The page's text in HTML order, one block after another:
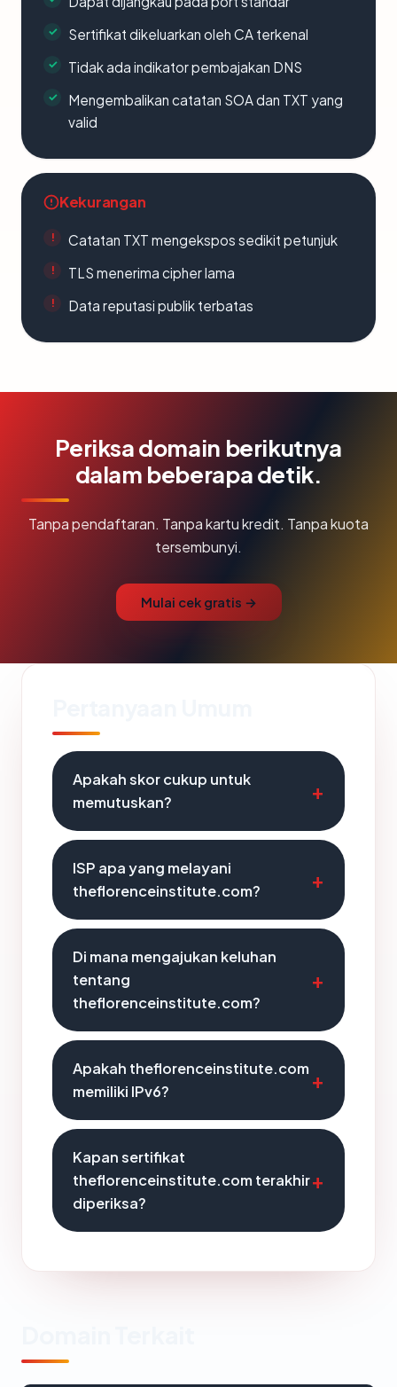
Sertifikat dikeluarkan oleh CA terkenal
Tidak ada indikator pembajakan DNS
Mengembalikan catatan SOA dan TXT yang
valid
Kekurangan
Catatan TXT mengekspos sedikit petunjuk
TLS menerima cipher lama
Data reputasi publik terbatas
Periksa domain berikutnya
dalam beberapa detik.
Tanpa pendaftaran. Tanpa kartu kredit. Tanpa kuota
tersembunyi.
Mulai cek gratis →
Apakah skor cukup untuk
memutuskan?
ISP apa yang melayani
theflorenceinstitute.com?
Di mana mengajukan keluhan
tentang
theflorenceinstitute.com?
Apakah theflorenceinstitute.com
memiliki IPv6?
Kapan sertifikat
theflorenceinstitute.com terakhir
diperiksa?